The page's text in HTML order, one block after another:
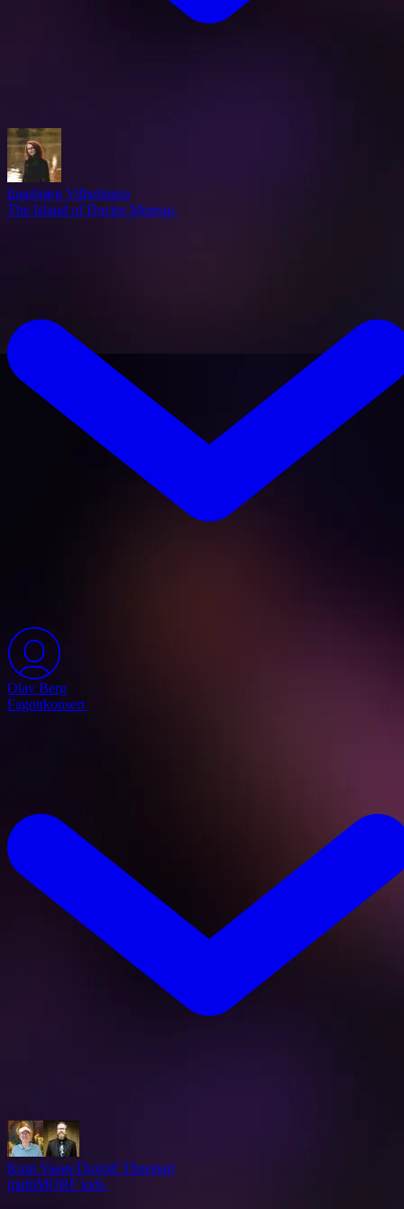
Ingebjørg Vilhelmsen
The Island of Doctor Moreau
Olav Berg
Fagottkonsert
Knut VaageThorolf Thuestad
multiMORF kids